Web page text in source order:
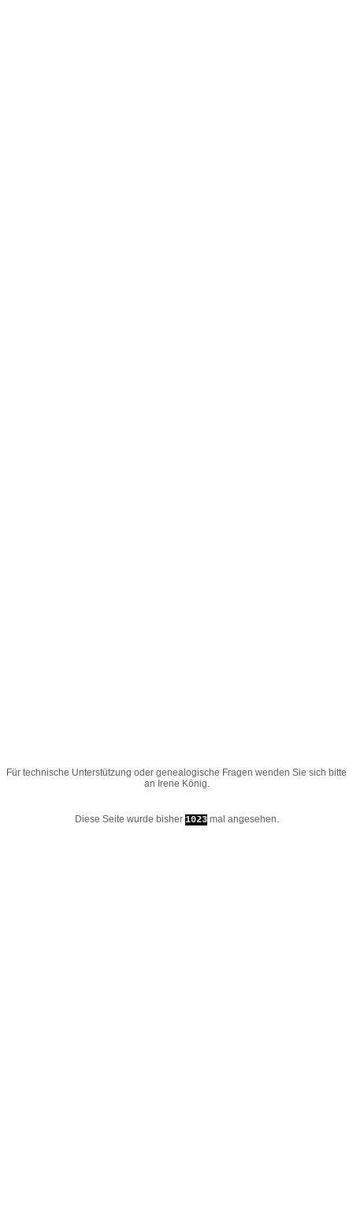
Für technische Unterstützung oder genealogische Fragen wenden Sie sich bitte
an Irene König.
Diese Seite wurde bisher 1023mal angesehen.